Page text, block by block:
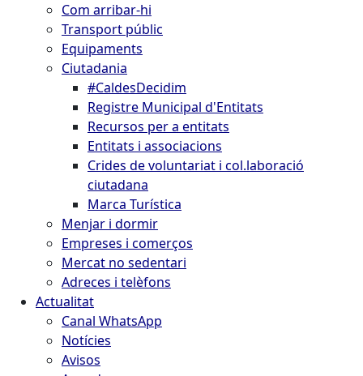
Com arribar-hi
Transport públic
Equipaments
Ciutadania
#CaldesDecidim
Registre Municipal d'Entitats
Recursos per a entitats
Entitats i associacions
Crides de voluntariat i col.laboració
ciutadana
Marca Turística
Menjar i dormir
Empreses i comerços
Mercat no sedentari
Adreces i telèfons
Actualitat
Canal WhatsApp
Notícies
Avisos